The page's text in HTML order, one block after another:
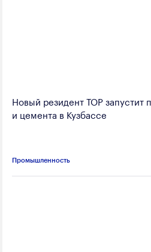
Новый резидент ТОР запустит
и цемента в Кузбассе
Промышленность